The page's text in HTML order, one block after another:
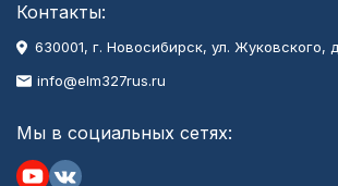
Контакты:
630001, г. Новосибирск, ул. Жуковского,
info@elm327rus.ru
Мы в социальных сетях: